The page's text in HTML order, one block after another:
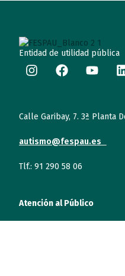
Entidad de utilidad pública
Calle Garibay, 7. 3ª Planta
autismo@fespau.es
Tlf.: 91 290 58 06
Atención al Público